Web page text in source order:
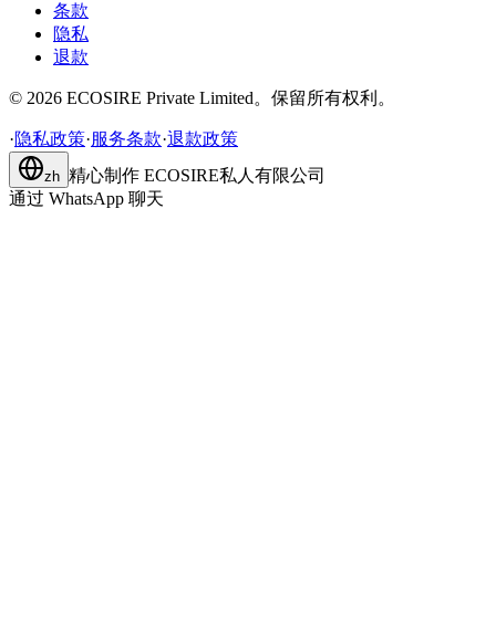
条款
隐私
退款
© 2026 ECOSIRE Private Limited。保留所有权利。
·隐私政策·服务条款·退款政策
zh 精心制作 ECOSIRE私人有限公司
通过 WhatsApp 聊天